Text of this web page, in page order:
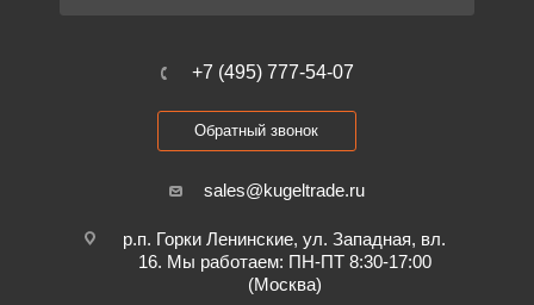
+7 (495) 777-54-07
Обратный звонок
sales@kugeltrade.ru
р.п. Горки Ленинские, ул. Западная, вл.
16. Мы работаем: ПН-ПТ 8:30-17:00
(Москва)